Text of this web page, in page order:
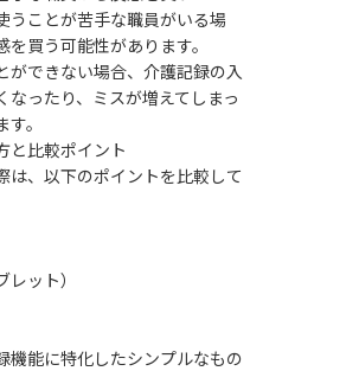
うことが苦手な職員がいる場
買う可能性があります。
ができない場合、介護記録の入
なったり、ミスが増えてしまっ
。
と比較ポイント
は、以下のポイントを比較して
ット）
機能に特化したシンプルなもの